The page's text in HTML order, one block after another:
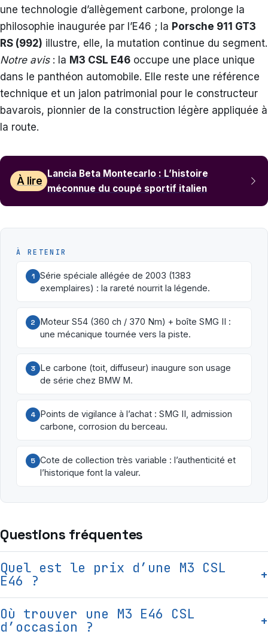
une technologie d’allègement carbone, prolonge la
philosophie inaugurée par l’E46 ; la Porsche 911 GT3
RS (992) illustre, elle, la mutation continue du segment.
Notre avis: la M3 CSL E46 occupe une place unique
dans le panthéon automobile. Elle reste une référence
technique et un jalon patrimonial pour le constructeur
bavarois, pionnier de la construction légère appliquée à
la route.
À lire
Lancia Beta Montecarlo : L’histoire
méconnue du coupé sportif italien
À RETENIR
1 Série spéciale allégée de 2003 (1383
exemplaires) : la rareté nourrit la légende.
2
Moteur S54 (360 ch / 370 Nm) + boîte SMG II :
une mécanique tournée vers la piste.
3 Le carbone (toit, diffuseur) inaugure son usage
de série chez BMW M.
4 Points de vigilance à l’achat : SMG II, admission
carbone, corrosion du berceau.
5 Cote de collection très variable : l’authenticité et
l’historique font la valeur.
Questions fréquentes
Quel est le prix d’une M3 CSL
E46 ? +
Où trouver une M3 E46 CSL
d’occasion ? +